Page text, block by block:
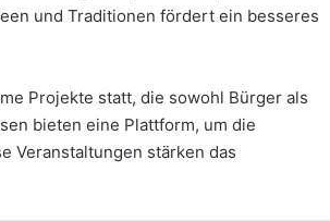
und Traditionen fördert ein besseres
Projekte statt, die sowohl Bürger als
bieten eine Plattform, um die
Veranstaltungen stärken das